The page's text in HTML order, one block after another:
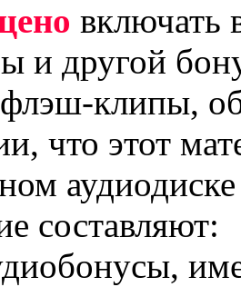
включать
и другой
клипы,
что этот
составляют: